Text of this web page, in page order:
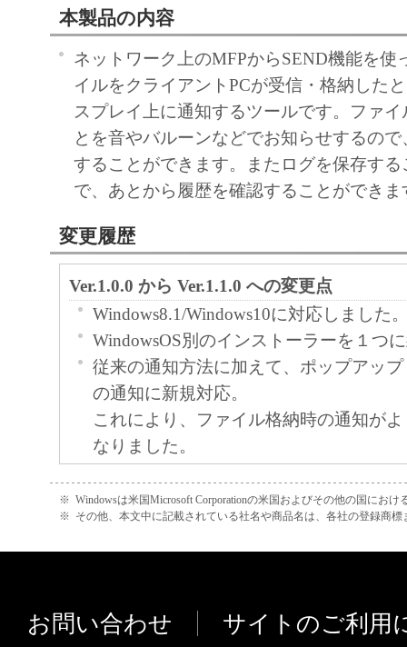
本製品の内容
ネットワーク上のMFPからSEND機能を使
イルをクライアントPCが受信・格納した
スプレイ上に通知するツールです。ファ
とを音やバルーンなどでお知らせするの
することができます。またログを保存す
で、あとから履歴を確認することができま
変更履歴
Ver.1.0.0 から Ver.1.1.0 への変更点
Windows8.1/Windows10に対応しました
WindowsOS別のインストーラーを１つ
従来の通知方法に加えて、ポップアッ
の通知に新規対応。
これにより、ファイル格納時の通知が
なりました。
を新規追加
PC、ネットワーク環境によってはツー
ォルダーへのアクセスエラーになる為
※ Windowsは米国Microsoft Corporationの米国およびその他の国におけ
※ その他、本文中に記載されている社名や商品名は、各社の登録商標
お問い合わせ サイトのご利用